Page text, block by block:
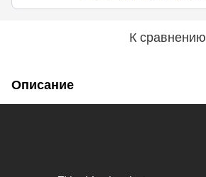
К сравнению
Описание